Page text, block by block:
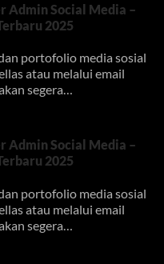
Admin Social Media –
2025
portofolio media sosial
atau melalui email
segera…
Admin Social Media –
2025
portofolio media sosial
atau melalui email
segera…